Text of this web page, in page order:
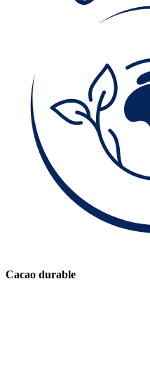
Cacao durable